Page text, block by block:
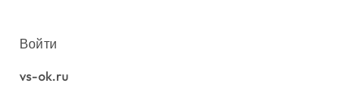
ы
Войти
vs-ok.ru